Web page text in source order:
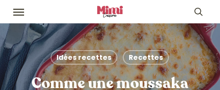
Skip
main
content
Menu
Idées recettes Recettes
Comme une moussaka